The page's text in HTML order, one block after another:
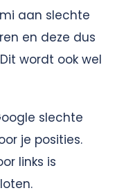
aan slechte
en deze dus
wordt ook wel
slechte
je posities.
links is